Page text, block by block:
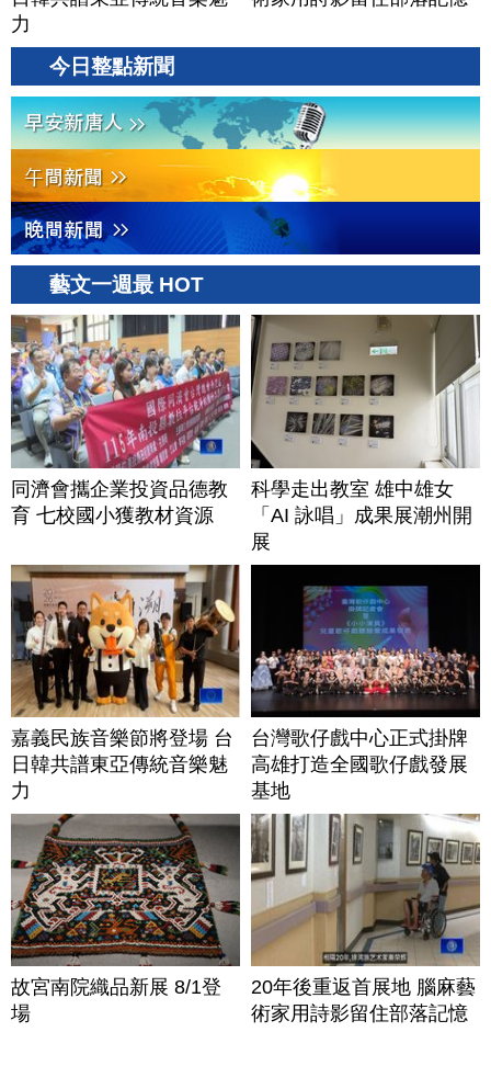
力
今日整點新聞
藝文一週最 HOT
同濟會攜企業投資品德教
育 七校國小獲教材資源
科學走出教室 雄中雄女
「AI 詠唱」成果展潮州開
展
嘉義民族音樂節將登場 台
日韓共譜東亞傳統音樂魅
力
台灣歌仔戲中心正式掛牌
高雄打造全國歌仔戲發展
基地
故宮南院織品新展 8/1登
場
20年後重返首展地 腦麻藝
術家用詩影留住部落記憶